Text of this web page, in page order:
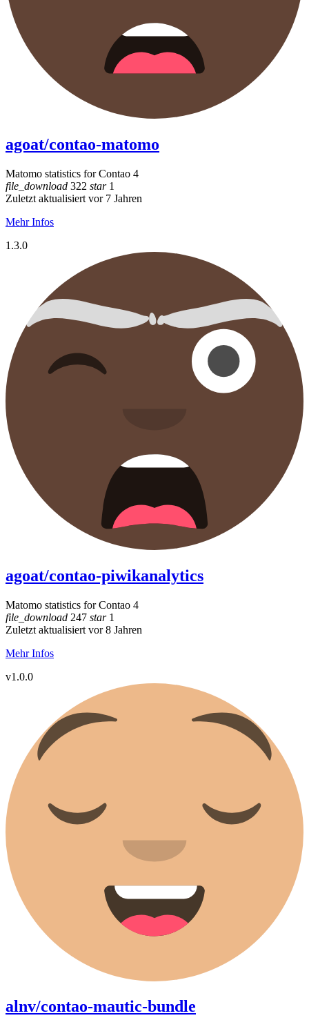
agoat/contao-matomo
Matomo statistics for Contao 4
file_download 322 star1
Zuletzt aktualisiert vor 7 Jahren
Mehr Infos
1.3.0
agoat/contao-piwikanalytics
Matomo statistics for Contao 4
file_download 247 star1
Zuletzt aktualisiert vor 8 Jahren
Mehr Infos
v1.0.0
alnv/contao-mautic-bundle